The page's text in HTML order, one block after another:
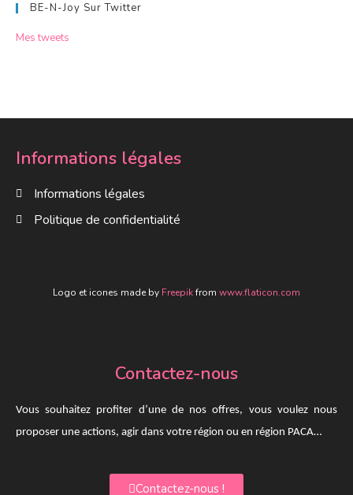
BE-N-Joy Sur Twitter
Mes tweets
Informations légales
Informations légales
Politique de confidentialité
Logo et icones made by Freepikfrom www.flaticon.com
Contactez-nous
Vous souhaitez profiter d’une de nos offres, vous voulez nous
proposer une actions, agir dans votre région ou en région PACA…
Contactez-nous !